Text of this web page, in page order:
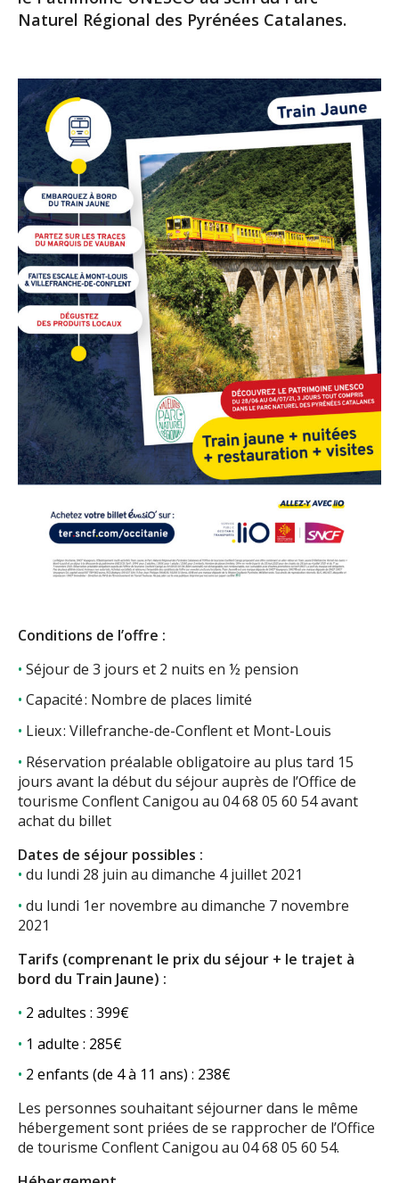
Naturel Régional des Pyrénées Catalanes.
Conditions de l’offre :
Séjour de 3 jours et 2 nuits en ½ pension
Capacité : Nombre de places limité
Lieux : Villefranche-de-Conflent et Mont-Louis
Réservation préalable obligatoire au plus tard 15
jours avant la début du séjour auprès de l’Office de
tourisme Conflent Canigou au 04 68 05 60 54 avant
achat du billet
Dates de séjour possibles :
du lundi 28 juin au dimanche 4 juillet 2021
du lundi 1er novembre au dimanche 7 novembre
2021
Tarifs (comprenant le prix du séjour + le trajet à
bord du Train Jaune) :
2 adultes : 399€
1 adulte : 285€
2 enfants (de 4 à 11 ans) : 238€
Les personnes souhaitant séjourner dans le même
hébergement sont priées de se rapprocher de l’Office
de tourisme Conflent Canigou au 04 68 05 60 54.